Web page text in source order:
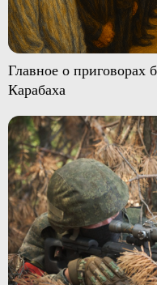
Главное о
Карабаха